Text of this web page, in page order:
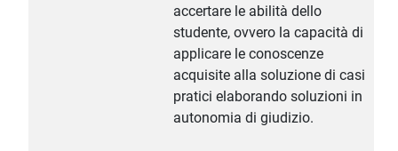
accertare le abilità dello
studente, ovvero la capacità di
applicare le conoscenze
acquisite alla soluzione di casi
pratici elaborando soluzioni in
autonomia di giudizio.